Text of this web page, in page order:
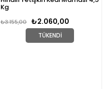
TÜKENDI
Kg
₺2.060,00
₺3.155,00